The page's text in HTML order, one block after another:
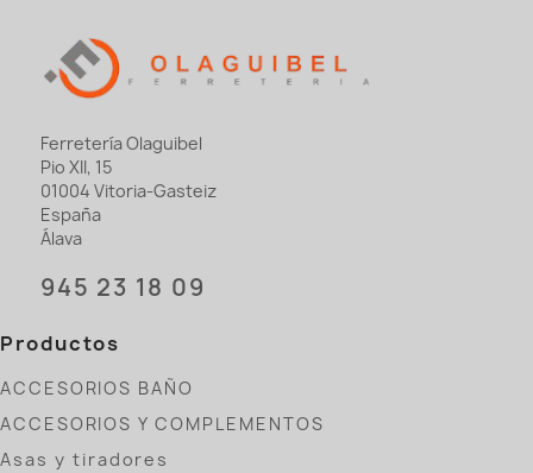
Ferretería Olaguibel
Pio XII, 15
01004 Vitoria-Gasteiz
España
Álava
945 23 18 09
Productos
ACCESORIOS BAÑO
ACCESORIOS Y COMPLEMENTOS
Asas y tiradores